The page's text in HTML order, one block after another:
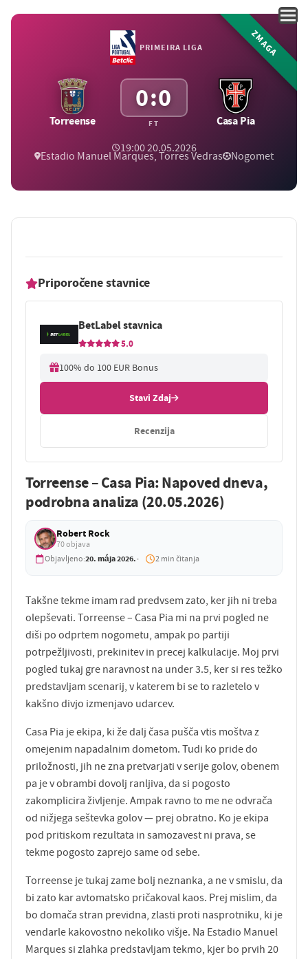
PRIMEIRA LIGA
Torreense
0:0
FT Casa Pia
19:00 20.05.2026
Estadio Manuel Marques, Torres Vedras Nogomet
ZMAGA
Priporočene stavnice
BetLabel stavnica
5.0
100% do 100 EUR Bonus
Stavi Zdaj
Recenzija
Torreense – Casa Pia: Napoved dneva,
podrobna analiza (20.05.2026)
Robert Rock
70 objava
Objavljeno:20. mája 2026. 2 min čitanja
Takšne tekme imam rad predvsem zato, ker jih ni treba
olepševati. Torreense – Casa Pia mi na prvi pogled ne
diši po odprtem nogometu, ampak po partiji
potrpežljivosti, prekinitev in precej kalkulacije. Moj prvi
pogled tukaj gre naravnost na under 3.5, ker si res težko
predstavljam scenarij, v katerem bi se to razletelo v
kakšno divjo izmenjavo udarcev.
Casa Pia je ekipa, ki že dalj časa pušča vtis moštva z
omejenim napadalnim dometom. Tudi ko pride do
priložnosti, jih ne zna pretvarjati v serije golov, obenem
pa je v obrambi dovolj ranljiva, da si pogosto
zakomplicira življenje. Ampak ravno to me ne odvrača
od nižjega seštevka golov — prej obratno. Ko je ekipa
pod pritiskom rezultata in samozavest ni prava, se
tekme pogosto zaprejo same od sebe.
Torreense je tukaj zame bolj neznanka, a ne v smislu, da
bi zato kar avtomatsko pričakoval kaos. Prej mislim, da
bo domača stran previdna, zlasti proti nasprotniku, ki je
vendarle kakovostno nekoliko višje. Na Estadio Manuel
Marques si zlahka predstavljam tekmo, kjer bo prvih 20